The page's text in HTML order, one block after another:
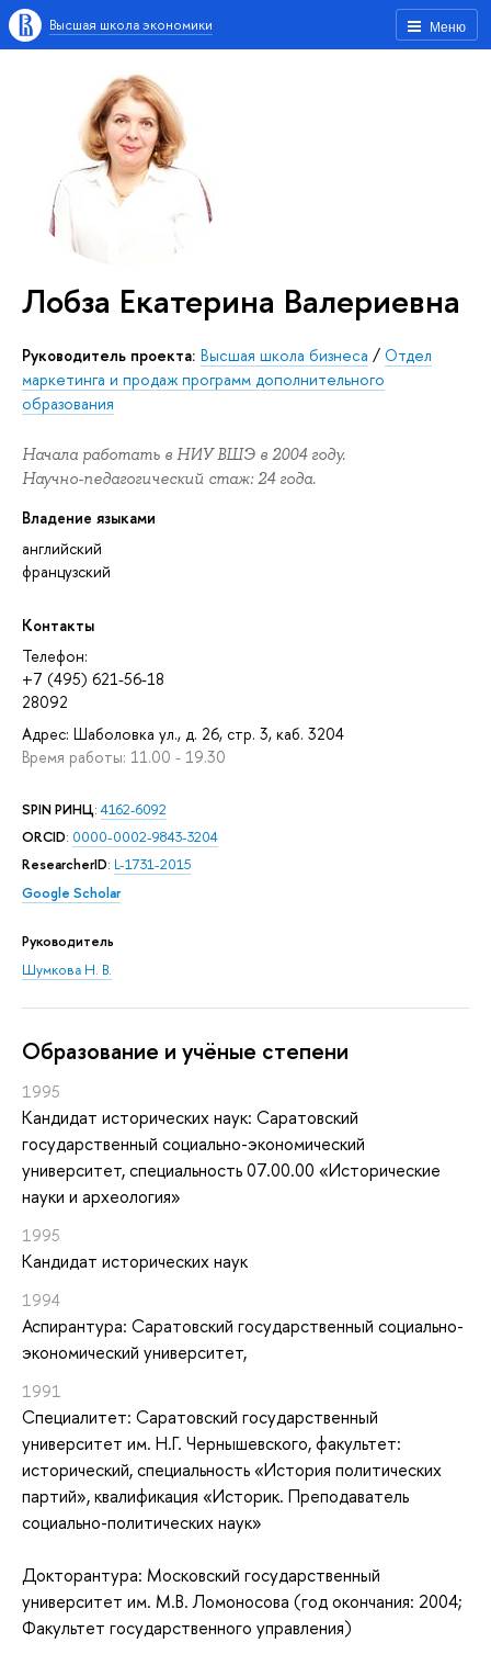
Меню
Высшая школа экономики
Лобза Екатерина Валериевна
Руководитель проекта: Высшая школа бизнеса / Отдел
маркетинга и продаж программ дополнительного
образования
Начала работать в НИУ ВШЭ в 2004 году.
Научно-педагогический стаж: 24 года.
Владение языками
английский
французский
Контакты
Телефон:
+7 (495) 621-56-18
28092
Адрес: Шаболовка ул., д. 26, стр. 3, каб. 3204
Время работы: 11.00 - 19.30
SPIN РИНЦ:4162-6092
ORCID: 0000-0002-9843-3204
ResearcherID: L-1731-2015
Google Scholar
Руководитель
Шумкова Н. В.
Oбразование и учёные степени
1995
Кандидат исторических наук: Саратовский
государственный социально-экономический
университет, специальность 07.00.00 «Исторические
науки и археология»
1995
Кандидат исторических наук
1994
Аспирантура: Саратовский государственный социально-
экономический университет,
1991
Специалитет: Саратовский государственный
университет им. Н.Г. Чернышевского, факультет:
исторический, специальность «История политических
партий», квалификация «Историк. Преподаватель
социально-политических наук»
Докторантура: Московский государственный
университет им. М.В. Ломоносова (год окончания: 2004;
Факультет государственного управления)